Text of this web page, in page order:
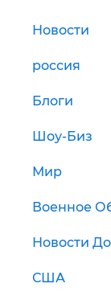
Новости
россия
Блоги
Шоу-Биз
Мир
Военное
Новости
США